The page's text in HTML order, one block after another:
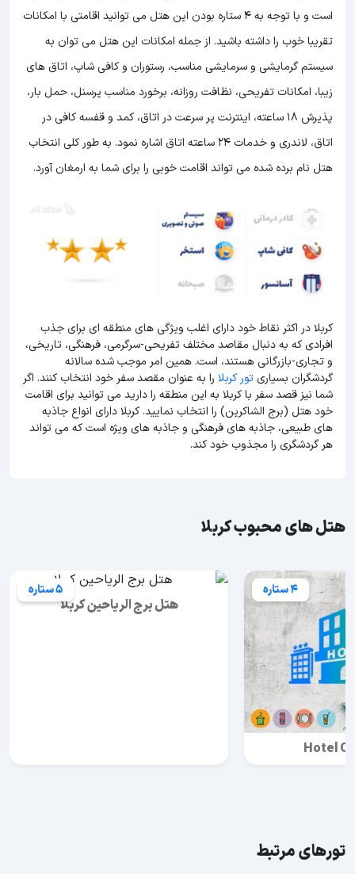
است و با توجه به 4 ستاره بودن این هتل
می توانید اقامتی با امکانات
تقریبا خوب را داشته باشید. از جمله امکانات این هتل می توان به
سیستم گرمایشی و سرمایشی مناسب، رستوران و کافی شاپ، اتاق های
زیبا، امکانات تفریحی، نظافت روزانه، برخورد مناسب پرسنل، حمل بار،
پذیرش 18 ساعته، اینترنت پر سرعت در اتاق، کمد و قفسه کافی در
اتاق، لاندری و خدمات 24 ساعته اتاق اشاره نمود. به طور کلی انتخاب
هتل نام برده شده می تواند اقامت خوبی را برای شما به ارمغان آورد.
کربلا در اکثر نقاط خود دارای اغلب ویژگی های منطقه ای برای جذب
افرادی که به دنبال مقاصد مختلف تفریحی-سرگرمی، فرهنگی، تاریخی،
و تجاری-بازرگانی هستند، است. همین امر موجب شده سالانه
گردشگران بسیاریتور کربلا را به عنوان مقصد سفر خود انتخاب کنند. اگر
شما نیز قصد سفر با کربلا به این منطقه را دارید می توانید برای اقامت
خود هتل (برج الشاکرین) را انتخاب نمایید. کربلا دارای انواع جاذبه
های طبیعی، جاذبه های فرهنگی و جاذبه های ویژه است که می تواند
هر گردشگری را مجذوب خود کند.
هتل های محبوب کربلا
4 ستاره
Hotel
5 ستاره
هتل برج الریاحین کربلا
تورهای مرتبط